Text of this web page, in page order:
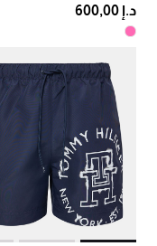
د.إ 600,00